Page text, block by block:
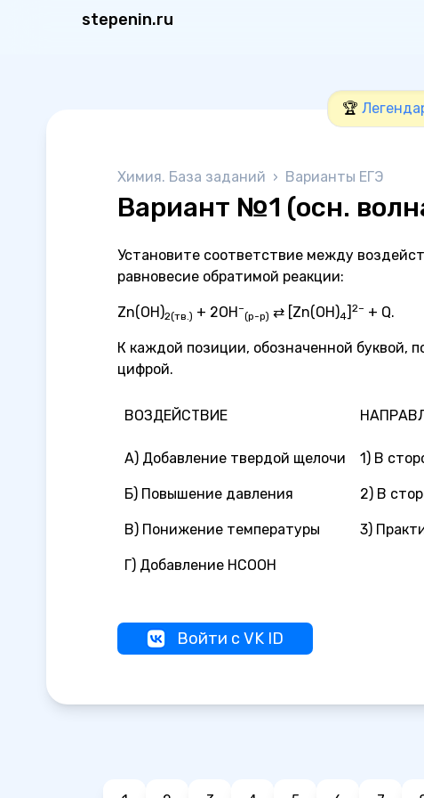
stepenin.ru
🏆
Химия. База заданий › Варианты ЕГЭ
Вариант №1 (осн.
Установите соответствие между
равновесие обратимой реакции:
Zn(OH)2(тв.) + 2OH–
(р-р) ⇄ [Zn(OH)4] 2– + Q.
К каждой позиции, обозначенной буквой,
цифрой.
ВОЗДЕЙСТВИЕ
А) Добавление твердой щелочи
Б) Повышение давления
В) Понижение температуры
Г) Добавление НСООН
1) В
2) В
3)
Войти с VK ID